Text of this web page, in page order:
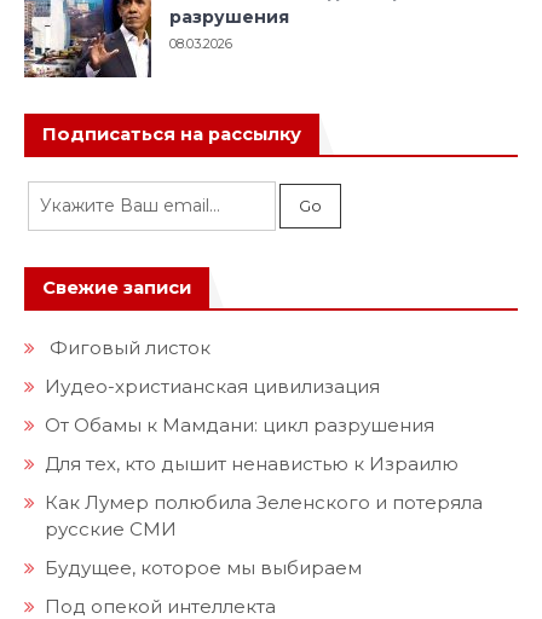
разрушения
08.03.2026
Подписаться на рассылку
Свежие записи
Фиговый листок
Иудео-христианская цивилизация
От Обамы к Мамдани: цикл разрушения
Для тех, кто дышит ненавистью к Израилю
Как Лумер полюбила Зеленского и потеряла
русские СМИ
Будущее, которое мы выбираем
Под опекой интеллекта